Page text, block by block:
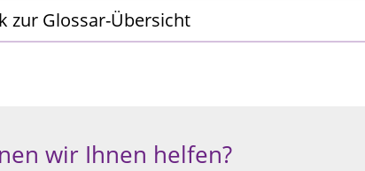
zur Glossar-Übersicht
wir Ihnen helfen?